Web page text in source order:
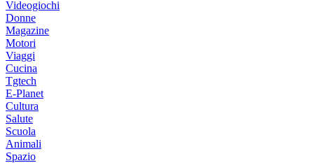
Videogiochi
Donne
Magazine
Motori
Viaggi
Cucina
Tgtech
E-Planet
Cultura
Salute
Scuola
Animali
Spazio